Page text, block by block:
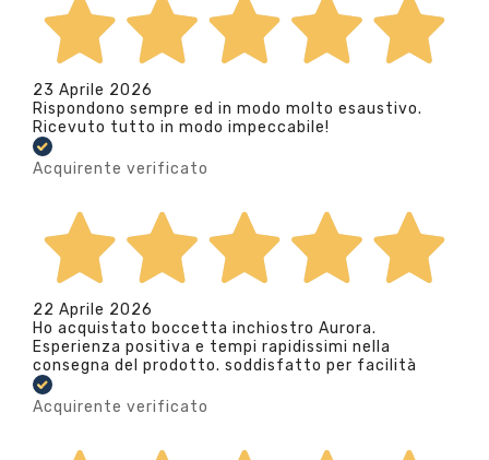
23 Aprile 2026
Rispondono sempre ed in modo molto esaustivo.
Ricevuto tutto in modo impeccabile!
Acquirente verificato
22 Aprile 2026
Ho acquistato boccetta inchiostro Aurora.
Esperienza positiva e tempi rapidissimi nella
consegna del prodotto. soddisfatto per facilità
Acquirente verificato